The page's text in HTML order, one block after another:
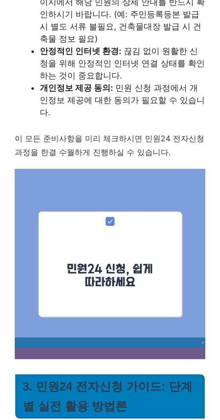
이지에서 해당 민원의 상세 안내를 반드시 확
인하시기 바랍니다. (예: 주민등록등본 발급
시 별도 서류 불필요, 건축물대장 발급 시 건
축물 정보 필요)
안정적인 인터넷 환경: 끊김 없이 원활한 신
청을 위해 안정적인 인터넷 연결 상태를 확인
하는 것이 중요합니다.
개인정보 제공 동의: 민원 신청 과정에서 개
인정보 제공에 대한 동의가 필요할 수 있습니
다.
이 모든 준비사항을 미리 체크하시면 민원24 전자신청
과정을 한결 수월하게 진행하실 수 있습니다.
3. 민원24 전자신청 가이드: 단계
별 실전 활용 방법론